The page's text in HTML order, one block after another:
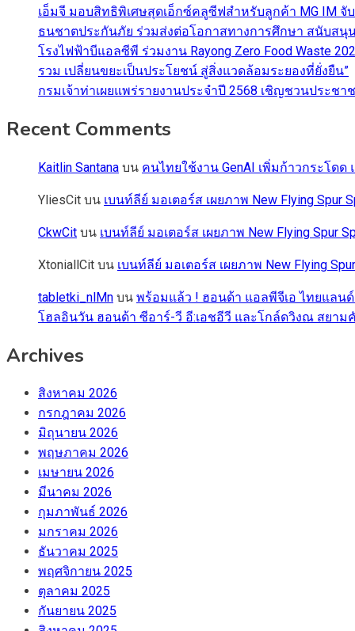
เอ็มจี มอบสิทธิพิเศษสุดเอ็กซ์คลูซีฟสำหรับลูกค้า MG IM จับ
ธนชาตประกันภัย ร่วมส่งต่อโอกาสทางการศึกษา สนับสนุ
โรงไฟฟ้าบีแอลซีพี ร่วมงาน Rayong Zero Food Waste
รวม เปลี่ยนขยะเป็นประโยชน์ สู่สิ่งแวดล้อมระยองที่ยั่งยืน”
กรมเจ้าท่าเผยแพร่รายงานประจำปี 2568 เชิญชวนประ
Recent Comments
Kaitlin Santana บน คนไทยใช้งาน GenAI เพิ่มก้าวกระโด
YliesCit บน เบนท์ลีย์ มอเตอร์ส เผยภาพ New Flying
CkwCit บน เบนท์ลีย์ มอเตอร์ส เผยภาพ New Flying Spur
XtoniallCit บน เบนท์ลีย์ มอเตอร์ส เผยภาพ New Flying
tabletki_nlMn บน พร้อมแล้ว ! ฮอนด้า แอลพีจีเอ ไทยแลนด์
โฮลอินวัน ฮอนด้า ซีอาร์-วี อี:เอชอีวี และโกล์ดวิงณ สยา
Archives
สิงหาคม 2026
กรกฎาคม 2026
มิถุนายน 2026
พฤษภาคม 2026
เมษายน 2026
มีนาคม 2026
กุมภาพันธ์ 2026
มกราคม 2026
ธันวาคม 2025
พฤศจิกายน 2025
ตุลาคม 2025
กันยายน 2025